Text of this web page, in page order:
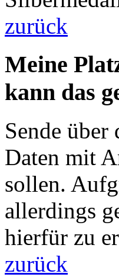
zurück
Meine
kann das
Sende über
Daten mit
sollen.
allerdings
hierfür zu
zurück